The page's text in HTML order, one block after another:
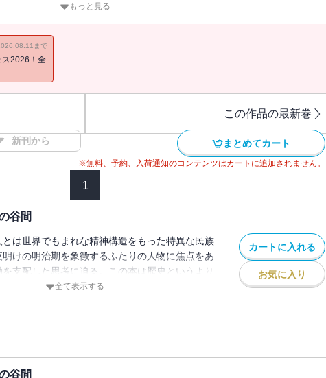
その他の能力が、明治の開国とともに芽をふき、猛烈なスピードで成長を
もっと見る
まで
ス2026！全
この作品の最新巻
新刊から まとめてカート
※無料、予約、入荷通知のコンテンツはカートに追加されません。
1
谷間
とは世界でもまれな精神構造をもった特異な民族
けの明治期を象徴するふたりの人物に焦点をあ
支配した思考に迫る。この本は歴史というより
たルポルタージュであり、いわば「タテの紀行
全て表示する
カートに入れる
お気に入り
谷間